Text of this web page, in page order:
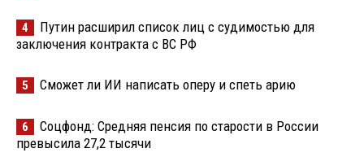
4
Путин расширил список лиц с судимостью для
заключения контракта с ВС РФ
5 Сможет ли ИИ написать оперу и спеть арию
6
Соцфонд: Средняя пенсия по старости в России
превысила 27,2 тысячи